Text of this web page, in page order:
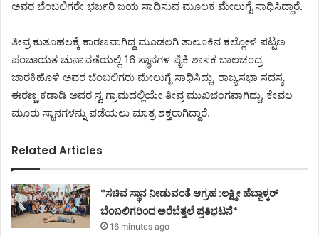
ಅವರ ಬೆಂಬಲಿಗರೇ ಭರ್ಜರಿ ಜಯ ಸಾಧಿಸುವ ಮೂಲಕ ಮೇಲುಗೈ ಸಾಧಿಸಿದ್ದಾರೆ.
ತೀವ್ರ ಕುತೂಹಲಕ್ಕೆ ಕಾರಣವಾಗಿದ್ದ ಮೂಡಲಗಿ ತಾಲೂಕಿನ ಕಲ್ಲೋಳಿ ಪಟ್ಟಣ
ಪಂಚಾಯತ ಚುನಾವಣೆಯಲ್ಲಿ 16 ಸ್ಥಾನಗಳ ಪೈಕಿ ಶಾಸಕ ಬಾಲಚಂದ್ರ
ಜಾರಕಿಹೊಳಿ ಅವರ ಬೆಂಬಲಿಗರು ಮೇಲುಗೈ ಸಾಧಿಸಿದ್ದು, ರಾಜ್ಯಸಭಾ ಸದಸ್ಯ
ಈರಣ್ಣ ಕಡಾಡಿ ಅವರ ಸ್ವ ಗ್ರಾಮದಲ್ಲಿಯೇ ತೀವ್ರ ಮುಖಭಂಗವಾಗಿದ್ದು, ಕೇವಲ
ಮೂರು ಸ್ಥಾನಗಳನ್ನು ಪಡೆಯಲು ಮಾತ್ರ ಶಕ್ತರಾಗಿದ್ದಾರೆ.
Related Articles
*ಸಚಿವ ಸ್ಥಾನ ನೀಡುವಂತೆ ಆಗ್ರಹ :ಲಕ್ಷ್ಮೀ ಹೆಬ್ಬಾಳ್ಕರ್
ಬೆಂಬಲಿಗರಿಂದ ಅರೆಬೆತ್ತಲೆ ಪ್ರತಿಭಟನೆ*
16 minutes ago